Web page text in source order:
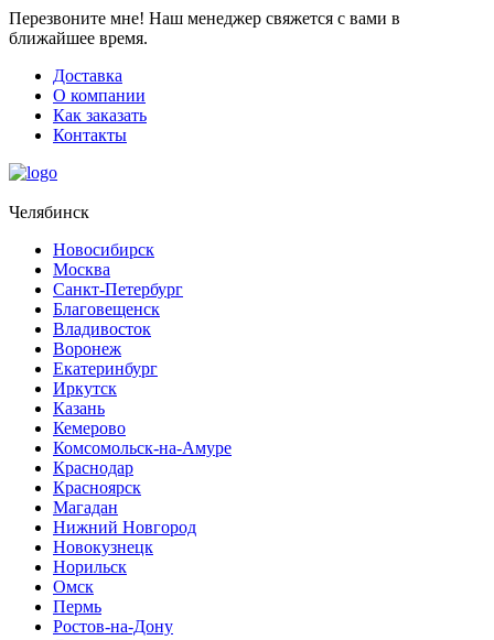
Перезвоните мне! Наш менеджер свяжется с вами в
ближайшее время.
Доставка
О компании
Как заказать
Контакты
Челябинск
Новосибирск
Москва
Санкт-Петербург
Благовещенск
Владивосток
Воронеж
Екатеринбург
Иркутск
Казань
Кемерово
Комсомольск-на-Амуре
Краснодар
Красноярск
Магадан
Нижний Новгород
Новокузнецк
Норильск
Омск
Пермь
Ростов-на-Дону